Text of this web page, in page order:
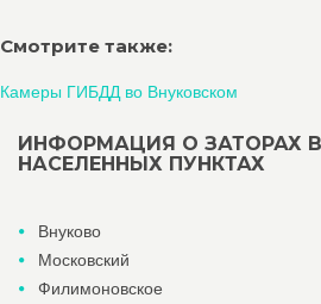
Смотрите также:
Камеры ГИБДД во Внуковском
ИНФОРМАЦИЯ О ЗАТОРАХ
НАСЕЛЕННЫХ ПУНКТАХ
Внуково
Московский
Филимоновское